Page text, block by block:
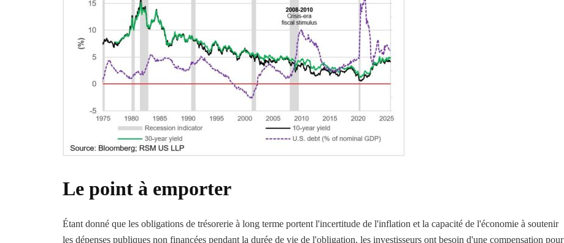
Le point à emporter
Étant donné que les obligations de trésorerie à long terme portent l'incertitude de l'inflation et la capacité de l'économie à soutenir
les dépenses publiques non financées pendant la durée de vie de l'obligation, les investisseurs ont besoin d'une compensation pour